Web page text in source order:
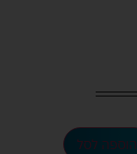
הוספה לסל